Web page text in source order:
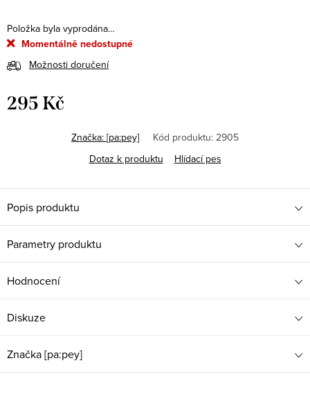
Položka byla vyprodána…
Momentálně nedostupné
Možnosti doručení
295 Kč
Značka: [pa:pey] Kód produktu: 2905
Dotaz k produktu
Hlídací pes
Popis produktu
Parametry produktu
Hodnocení
Diskuze
Značka[pa:pey]